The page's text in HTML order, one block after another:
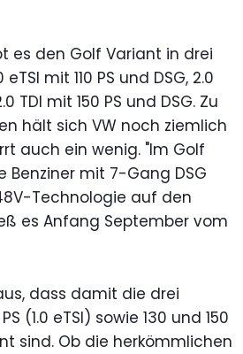
es den Golf Variant in drei
mit 110 PS und DSG, 2.0
TDI mit 150 PS und DSG. Zu
hält sich VW noch ziemlich
auch ein wenig. "Im Golf
Benziner mit 7-Gang DSG
Technologie auf den
es Anfang September vom
dass damit die drei
(1.0 eTSI) sowie 130 und 150
sind. Ob die herkömmlichen